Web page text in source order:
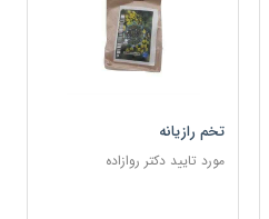
تخم رازیانه
مورد تایید دکتر روازاده